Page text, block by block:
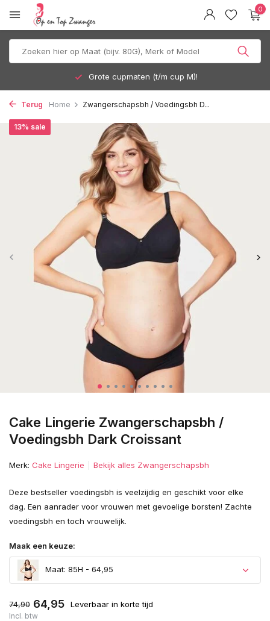
0
Grote cupmaten (t/m cup M)!
Terug Home Zwangerschapsbh / Voedingsbh D...
Cake Lingerie Zwangerschapsbh /
Voedingsbh Dark Croissant
13% sale
Merk: Cake Lingerie Bekijk alles Zwangerschapsbh
Deze bestseller voedingsbh is veelzijdig en geschikt voor elke
dag. Een aanrader voor vrouwen met gevoelige borsten! Zachte
voedingsbh en toch vrouwelijk.
Maak een keuze:
Maat: 85H - 64,95
74,90 64,95 Leverbaar in korte tijd
Incl. btw